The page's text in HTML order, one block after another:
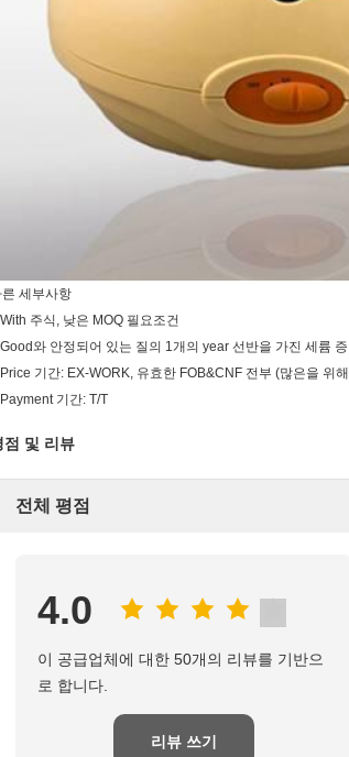
른 세부사항
주식, 낮은 MOQ 필요조건
와 안정되어 있는 질의 1개의 year 선반을 가진 세륨 증
기간: EX-WORK, 유효한 FOB&CNF 전부 (많은을 위
기간: T/T
점 및 리뷰
전체 평점
4.0
이 공급업체에 대한 50개의 리뷰를 기반으
로 합니다.
리뷰 쓰기